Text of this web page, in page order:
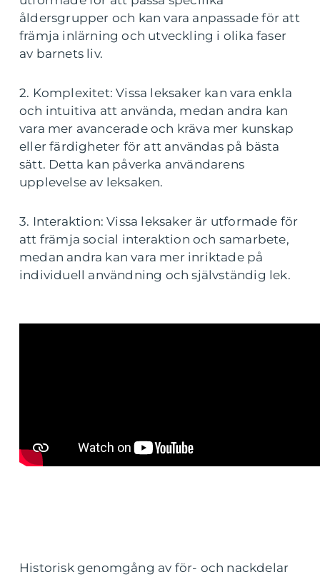
åldersgrupper och kan vara anpassade för att
främja inlärning och utveckling i olika faser
av barnets liv.
2. Komplexitet: Vissa leksaker kan vara enkla
och intuitiva att använda, medan andra kan
vara mer avancerade och kräva mer kunskap
eller färdigheter för att användas på bästa
sätt. Detta kan påverka användarens
upplevelse av leksaken.
3. Interaktion: Vissa leksaker är utformade för
att främja social interaktion och samarbete,
medan andra kan vara mer inriktade på
individuell användning och självständig lek.
Historisk genomgång av för- och nackdelar